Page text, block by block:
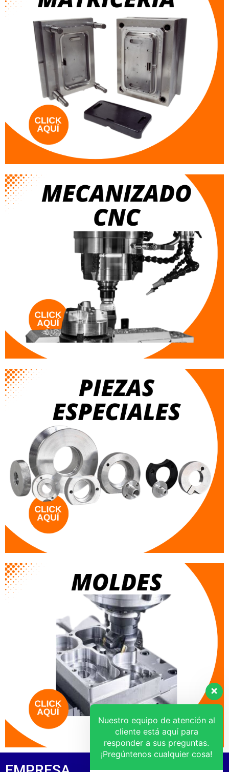
Nuestro equipo de atención al
cliente está aquí para
responder a sus preguntas.
¡Pregúntenos cualquier cosa!